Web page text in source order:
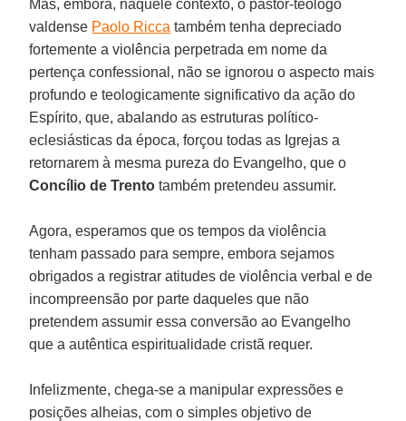
Mas, embora, naquele contexto, o pastor-teólogo
valdense Paolo Ricca também tenha depreciado
fortemente a violência perpetrada em nome da
pertença confessional, não se ignorou o aspecto mais
profundo e teologicamente significativo da ação do
Espírito, que, abalando as estruturas político-
eclesiásticas da época, forçou todas as Igrejas a
retornarem à mesma pureza do Evangelho, que o
Concílio de Trento também pretendeu assumir.
Agora, esperamos que os tempos da violência
tenham passado para sempre, embora sejamos
obrigados a registrar atitudes de violência verbal e de
incompreensão por parte daqueles que não
pretendem assumir essa conversão ao Evangelho
que a autêntica espiritualidade cristã requer.
Infelizmente, chega-se a manipular expressões e
posições alheias, com o simples objetivo de